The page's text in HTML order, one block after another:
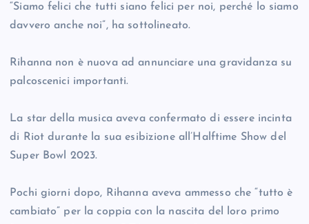
“Siamo felici che tutti siano felici per noi, perché lo siamo
davvero anche noi”, ha sottolineato.
Rihanna non è nuova ad annunciare una gravidanza su
palcoscenici importanti.
La star della musica aveva confermato di essere incinta
di Riot durante la sua esibizione all’Halftime Show del
Super Bowl 2023.
Pochi giorni dopo, Rihanna aveva ammesso che “tutto è
cambiato” per la coppia con la nascita del loro primo